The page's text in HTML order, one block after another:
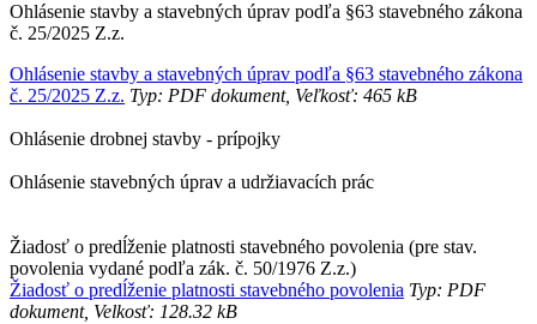
Ohlásenie stavby a stavebných úprav podľa §63 stavebného zákona
č. 25/2025 Z.z.
Ohlásenie stavby a stavebných úprav podľa §63 stavebného zákona
č. 25/2025 Z.z. Typ: PDF dokument, Veľkosť: 465 kB
Ohlásenie drobnej stavby - prípojky
Ohlásenie stavebných úprav a udržiavacích prác
Žiadosť o predĺženie platnosti stavebného povolenia (pre stav.
povolenia vydané podľa zák. č. 50/1976 Z.z.)
Žiadosť o predĺženie platnosti stavebného povolenia Typ: PDF
dokument, Velkosť: 128.32 kB